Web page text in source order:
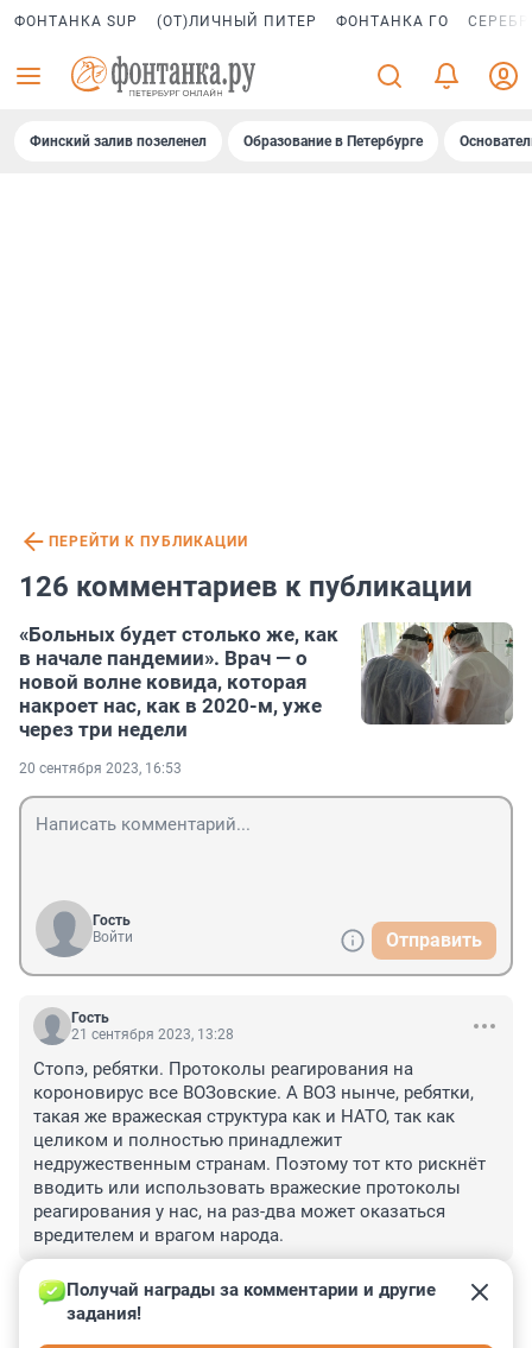
ФОНТАНКА SUP (ОТ)ЛИЧНЫЙ ПИТЕР ФОНТАНКА ГО
Финский залив позеленел Образование в Петербурге
ПЕРЕЙТИ К ПУБЛИКАЦИИ
126 комментариев к публикации
«Больных будет столько же, как
в начале пандемии». Врач — о
новой волне ковида, которая
накроет нас, как в 2020-м, уже
через три недели
20 сентября 2023, 16:53
Гость
Войти
Отправить
Гость
21 сентября 2023, 13:28
Стопэ, ребятки. Протоколы реагирования на
короновирус все ВОЗовские. А ВОЗ нынче, ребятки,
такая же вражеская структура как и НАТО, так как
целиком и полностью принадлежит
недружественным странам. Поэтому тот кто рискнёт
вводить или использовать вражеские протоколы
реагирования у нас, на раз-два может оказаться
вредителем и врагом народа.
ОТВЕТИТЬ –0
Гость
Получай награды за комментарии и другие
задания!